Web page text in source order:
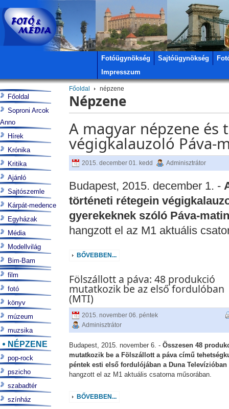
Fotóügynökség Sajtóügynökség
Impresszum
Főoldal népzene
Népzene
A magyar népzene
végigkalauzoló Páva-
2015. december 01. kedd Adminisztrátor
Budapest, 2015. december 1. -
történeti rétegein
gyerekeknek szóló Páva-
hangzott el az M1 aktuális
BŐVEBBEN...
Fölszállott a páva: 48 produkció
mutatkozik be az első fordulóban
(MTI)
2015. november 06. péntek
Adminisztrátor
Budapest, 2015. november 6. - Összesen 48
mutatkozik be a Fölszállott a páva című
péntek esti első fordulójában a Duna Televízióban
hangzott el az M1 aktuális csatorna műsorában.
BŐVEBBEN...
Főoldal
Soproni Arcok
Anno
Hírek
Krónika
Kritika
Ajánló
Sajtószemle
Kárpát-medence
Egyházak
Média
Modellvilág
Bim-Bam
film
fotó
könyv
múzeum
muzsika
NÉPZENE
pop-rock
pszicho
szabadtér
színház